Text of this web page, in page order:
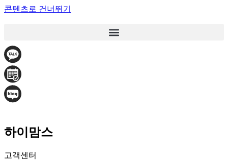
콘텐츠로 건너뛰기
하이맘스
고객센터